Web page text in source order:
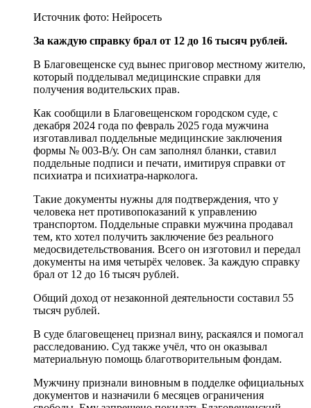
Источник фото: Нейросеть
За каждую справку брал от 12 до 16 тысяч рублей.
В Благовещенске суд вынес приговор местному жителю,
который подделывал медицинские справки для
получения водительских прав.
Как сообщили в Благовещенском городском суде, с
декабря 2024 года по февраль 2025 года мужчина
изготавливал поддельные медицинские заключения
формы № 003-В/у. Он сам заполнял бланки, ставил
поддельные подписи и печати, имитируя справки от
психиатра и психиатра-нарколога.
Такие документы нужны для подтверждения, что у
человека нет противопоказаний к управлению
транспортом. Поддельные справки мужчина продавал
тем, кто хотел получить заключение без реального
медосвидетельствования. Всего он изготовил и передал
документы на имя четырёх человек. За каждую справку
брал от 12 до 16 тысяч рублей.
Общий доход от незаконной деятельности составил 55
тысяч рублей.
В суде благовещенец признал вину, раскаялся и помогал
расследованию. Суд также учёл, что он оказывал
материальную помощь благотворительным фондам.
Мужчину признали виновным в подделке официальных
документов и назначили 6 месяцев ограничения